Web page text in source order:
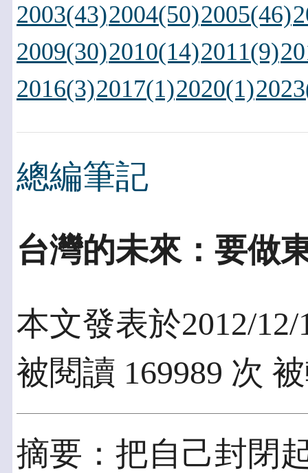
2003(43)2004(50)2005(46)
2009(30)2010(14)2011(9)
2016(3)2017(1)2020(1)
總編筆記
台灣的未來：要做
本文發表於2012/12/
被閱讀 169989 次
摘要：把自己封閉